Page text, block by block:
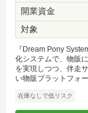
開業資金
対象
『Dream Pony
化システムで、物販
を実現しつつ、伴走
い物販プラットフォー
在庫なしで低リスク